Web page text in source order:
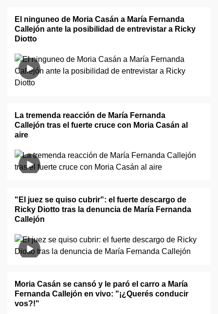
El ninguneo de Moria Casán a María Fernanda
Callejón ante la posibilidad de entrevistar a Ricky
Diotto
La tremenda reacción de María Fernanda
Callejón tras el fuerte cruce con Moria Casán al
aire
"El juez se quiso cubrir": el fuerte descargo de
Ricky Diotto tras la denuncia de María Fernanda
Callejón
Moria Casán se cansó y le paró el carro a María
Fernanda Callejón en vivo: "¡¿Querés conducir
vos?!"